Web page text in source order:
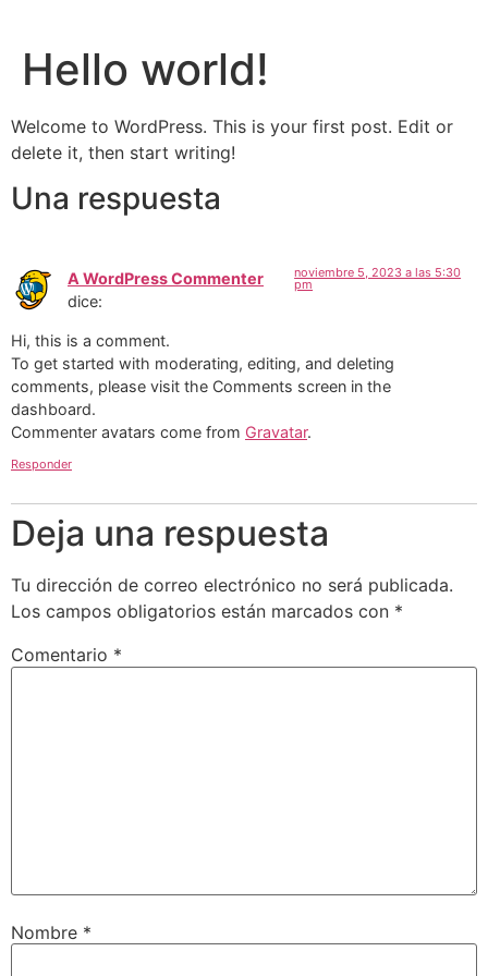
contenido
Hello world!
Welcome to WordPress. This is your first post. Edit or
delete it, then start writing!
Una respuesta
A WordPress Commenter
dice:
noviembre 5, 2023 a las 5:30
pm
Hi, this is a comment.
To get started with moderating, editing, and deleting
comments, please visit the Comments screen in the
dashboard.
Commenter avatars come from Gravatar.
Responder
Deja una respuesta
Tu dirección de correo electrónico no será publicada.
Los campos obligatorios están marcados con *
Comentario *
Nombre *